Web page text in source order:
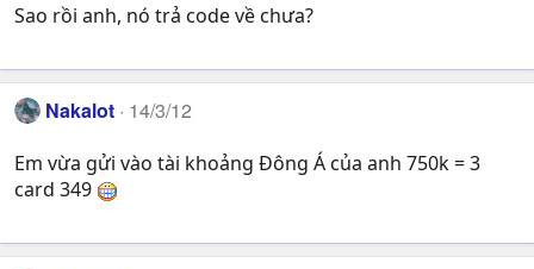
Sao rồi anh, nó trả code về chưa?
Nakalot 14/3/12
Em vừa gửi vào tài khoảng Đông Á của anh 750k = 3
card 349